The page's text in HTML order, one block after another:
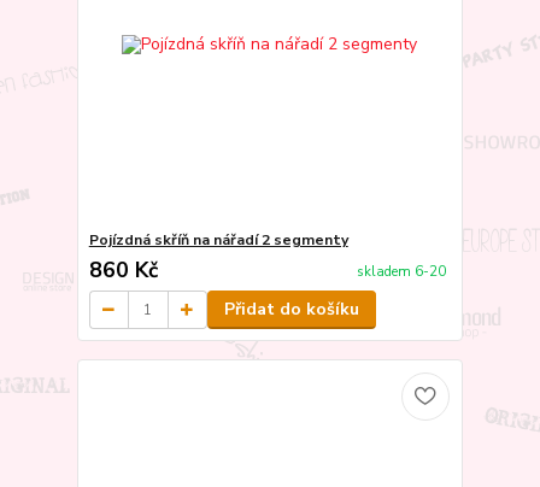
Pojízdná skříň na nářadí 2 segmenty
860 Kč skladem 6-20
Přidat do košíku